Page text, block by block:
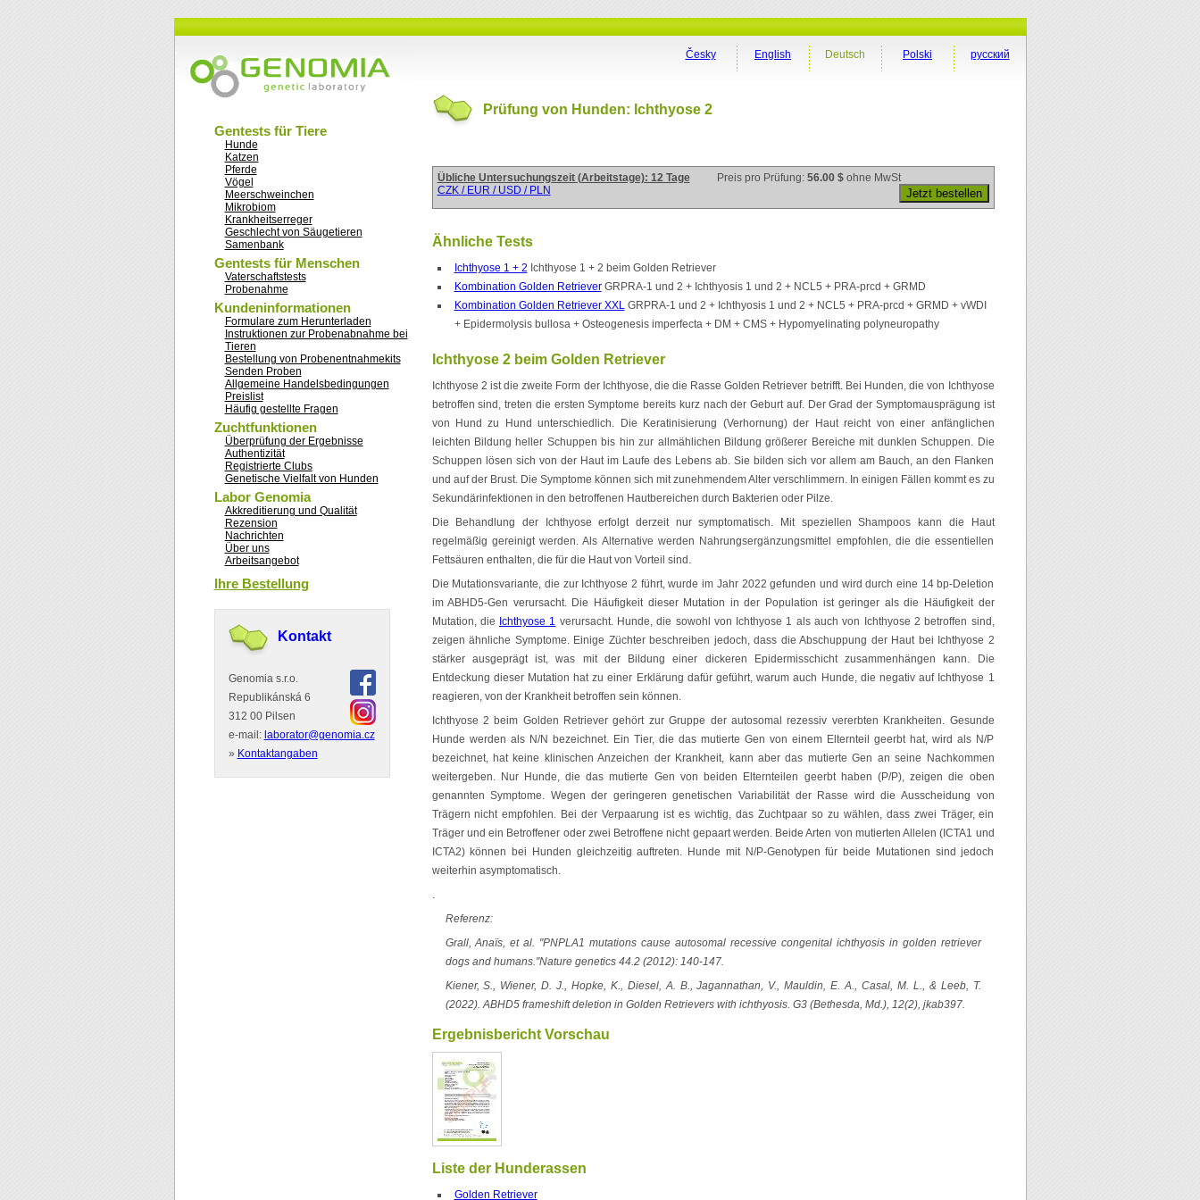
Gentests für Tiere
Hunde
Katzen
Pferde
Vögel
Meerschweinchen
Mikrobiom
Krankheitserreger
Geschlecht von Säugetieren
Samenbank
Gentests für Menschen
Vaterschaftstests
Probenahme
Kundeninformationen
Formulare zum Herunterladen
Instruktionen zur Probenabnahme bei
Tieren
Bestellung von Probenentnahmekits
Senden Proben
Allgemeine Handelsbedingungen
Preislist
Häufig gestellte Fragen
Zuchtfunktionen
Überprüfung der Ergebnisse
Authentizität
Registrierte Clubs
Genetische Vielfalt von Hunden
Labor Genomia
Akkreditierung und Qualität
Rezension
Nachrichten
Über uns
Arbeitsangebot
Ihre Bestellung
Kontakt
Genomia s.r.o.
Republikánská 6
312 00 Pilsen
e-mail: laborator@genomia.cz
» Kontaktangaben
русский
Polski
Deutsch
English
Česky
Prüfung von Hunden: Ichthyose 2
Übliche Untersuchungszeit (Arbeitstage): 12 Tage Preis pro Prüfung: 56.00 $ ohne MwSt
CZK / EUR / USD / PLN
Ähnliche Tests
Ichthyose 1 + 2 Ichthyose 1 + 2 beim Golden Retriever
Kombination Golden RetrieverGRPRA-1 und 2 + Ichthyosis 1 und 2 + NCL5 + PRA-prcd + GRMD
Kombination Golden Retriever XXLGRPRA-1 und 2 + Ichthyosis 1 und 2 + NCL5 + PRA-prcd + GRMD + vWDI
+ Epidermolysis bullosa + Osteogenesis imperfecta + DM + CMS + Hypomyelinating polyneuropathy
Ichthyose 2 beim Golden Retriever
Ichthyose 2 ist die zweite Form der Ichthyose, die die Rasse Golden Retriever betrifft. Bei Hunden, die von Ichthyose
betroffen sind, treten die ersten Symptome bereits kurz nach der Geburt auf. Der Grad der Symptomausprägung ist
von Hund zu Hund unterschiedlich. Die Keratinisierung (Verhornung) der Haut reicht von einer anfänglichen
leichten Bildung heller Schuppen bis hin zur allmählichen Bildung größerer Bereiche mit dunklen Schuppen. Die
Schuppen lösen sich von der Haut im Laufe des Lebens ab. Sie bilden sich vor allem am Bauch, an den Flanken
und auf der Brust. Die Symptome können sich mit zunehmendem Alter verschlimmern. In einigen Fällen kommt es zu
Sekundärinfektionen in den betroffenen Hautbereichen durch Bakterien oder Pilze.
Die Behandlung der Ichthyose erfolgt derzeit nur symptomatisch. Mit speziellen Shampoos kann die Haut
regelmäßig gereinigt werden. Als Alternative werden Nahrungsergänzungsmittel empfohlen, die die essentiellen
Fettsäuren enthalten, die für die Haut von Vorteil sind.
Die Mutationsvariante, die zur Ichthyose 2 führt, wurde im Jahr 2022 gefunden und wird durch eine 14 bp-Deletion
im ABHD5-Gen verursacht. Die Häufigkeit dieser Mutation in der Population ist geringer als die Häufigkeit der
Mutation, die Ichthyose 1 verursacht. Hunde, die sowohl von Ichthyose 1 als auch von Ichthyose 2 betroffen sind,
zeigen ähnliche Symptome. Einige Züchter beschreiben jedoch, dass die Abschuppung der Haut bei Ichthyose 2
stärker ausgeprägt ist, was mit der Bildung einer dickeren Epidermisschicht zusammenhängen kann. Die
Entdeckung dieser Mutation hat zu einer Erklärung dafür geführt, warum auch Hunde, die negativ auf Ichthyose 1
reagieren, von der Krankheit betroffen sein können.
Ichthyose 2 beim Golden Retriever gehört zur Gruppe der autosomal rezessiv vererbten Krankheiten. Gesunde
Hunde werden als N/N bezeichnet. Ein Tier, die das mutierte Gen von einem Elternteil geerbt hat, wird als N/P
bezeichnet, hat keine klinischen Anzeichen der Krankheit, kann aber das mutierte Gen an seine Nachkommen
weitergeben. Nur Hunde, die das mutierte Gen von beiden Elternteilen geerbt haben (P/P), zeigen die oben
genannten Symptome. Wegen der geringeren genetischen Variabilität der Rasse wird die Ausscheidung von
Trägern nicht empfohlen. Bei der Verpaarung ist es wichtig, das Zuchtpaar so zu wählen, dass zwei Träger, ein
Träger und ein Betroffener oder zwei Betroffene nicht gepaart werden. Beide Arten von mutierten Allelen (ICTA1 und
ICTA2) können bei Hunden gleichzeitig auftreten. Hunde mit N/P-Genotypen für beide Mutationen sind jedoch
weiterhin asymptomatisch.
.
Referenz:
Grall, Anaïs, et al. "PNPLA1 mutations cause autosomal recessive congenital ichthyosis in golden retriever
dogs and humans."Nature genetics 44.2 (2012): 140-147.
Kiener, S., Wiener, D. J., Hopke, K., Diesel, A. B., Jagannathan, V., Mauldin, E. A., Casal, M. L., & Leeb, T.
(2022). ABHD5 frameshift deletion in Golden Retrievers with ichthyosis. G3 (Bethesda, Md.), 12(2), jkab397.
Ergebnisbericht Vorschau
Liste der Hunderassen
Golden Retriever